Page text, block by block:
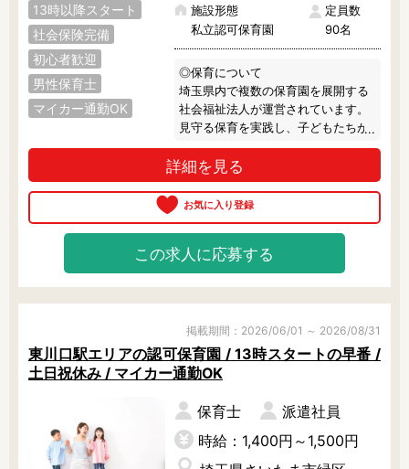
私がベストなご提案をいたしますの
で、ぜひ遠慮なくご相談ください
ね！
13時以降スタート
社会保険完備
初心者歓迎
男性保育士
マイカー通勤OK
施設形態
私立認可保育園
定員数
90名
◎保育について
埼玉県内で複数の保育園を展開する
社会福祉法人が運営されています。
見守る保育を実践し、子どもたちが
自分たちの好きなやりたいことを選
択し、保育者が安全を確保しつつ見
守っています。
訪問するときはいつも賑やかで、子
どもたちが元気いっぱい遊ぶ声であ
ふれています♪
◎園の雰囲気
園舎だけでなく遊具や道具にも木が
児用と2つの園庭があります。
キレイながらもどこか懐かしく、昔
ながらの温かみある雰囲気です。
浦和美園駅から平坦な道を徒歩でも
行けますし、駐車場もあるため車通
勤の方にもオススメです！
◎シフト・働き方は応相談
詳細を見る
この求人に応募する
掲載期間：2026/06/01 ～ 2026/08/31
東川口駅エリアの認可保育園 / 13時スタートの早番 /
土日祝休み / マイカー通勤OK
保育士
派遣社員
時給：1,400円～1,500円